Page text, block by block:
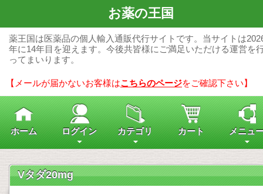
お薬の王国
薬王国は医薬品の個人輸入通販代行サイトです。当サイトは
年に14年目を迎えます。今後共皆様にご満足いただける運営を
ってまいります。
【メールが届かないお客様はこちらのページをご確認下さい】
ホーム ログイン カテゴリ カート メニュ
Vタダ20mg